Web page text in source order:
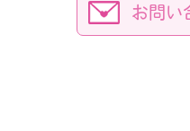
お問い